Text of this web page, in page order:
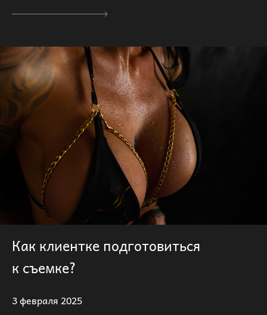
Как клиентке подготовиться
к съемке?
3 февраля 2025